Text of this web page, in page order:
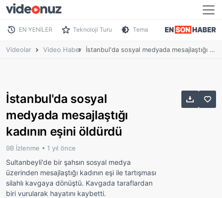
EN YENİLER Teknoloji Turu Tema
Videolar Video Haber İstanbul'da sosyal medyada mesajlaştığı kadının eşini öldürdü
İstanbul'da sosyal
medyada mesajlaştığı
kadının eşini öldürdü
9B İzlenme • 1 yıl önce
Sultanbeyli'de bir şahsın sosyal medya
üzerinden mesajlaştığı kadının eşi ile tartışması
silahlı kavgaya dönüştü. Kavgada taraflardan
biri vurularak hayatını kaybetti.